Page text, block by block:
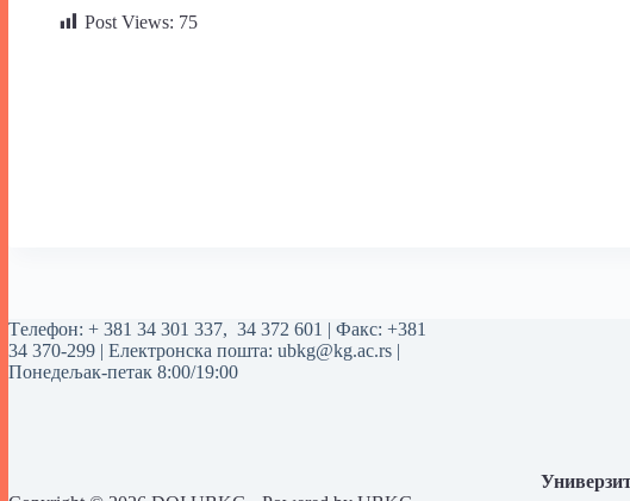
Post Views: 75
Tелефон: + 381 34 301 337, 34 372 601 | Факс: +381
34 370-299 | Електронска пошта: ubkg@kg.ac.rs |
Понедељак-петак 8:00/19:00